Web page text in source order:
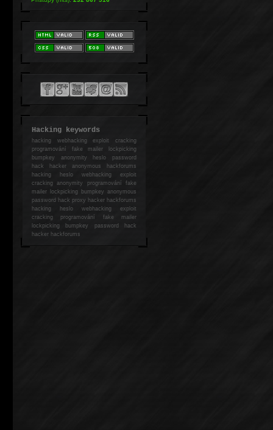
Hacking keywords
hackingwebhacking exploit cracking
programování fake mailer lockpicking
bumpkey anonymity heslo password
hackhacker anonymous hackforums
hackingheslo webhacking exploit
cracking anonymity programování fake
mailer lockpicking bumpkey anonymous
password hack proxy hacker hackforums
hacking heslo webhacking exploit
cracking programování fake mailer
lockpicking bumpkey password hack
hackerhackforums